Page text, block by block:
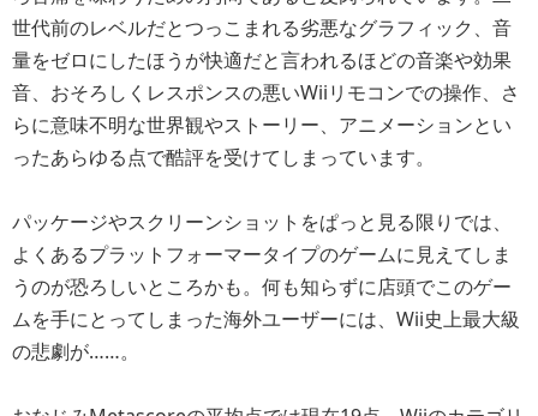
世代前のレベルだとつっこまれる劣悪なグラフィック、音
量をゼロにしたほうが快適だと言われるほどの音楽や効果
音、おそろしくレスポンスの悪いWiiリモコンでの操作、さ
らに意味不明な世界観やストーリー、アニメーションとい
ったあらゆる点で酷評を受けてしまっています。
パッケージやスクリーンショットをぱっと見る限りでは、
よくあるプラットフォーマータイプのゲームに見えてしま
うのが恐ろしいところかも。何も知らずに店頭でこのゲー
ムを手にとってしまった海外ユーザーには、Wii史上最大級
の悲劇が……。